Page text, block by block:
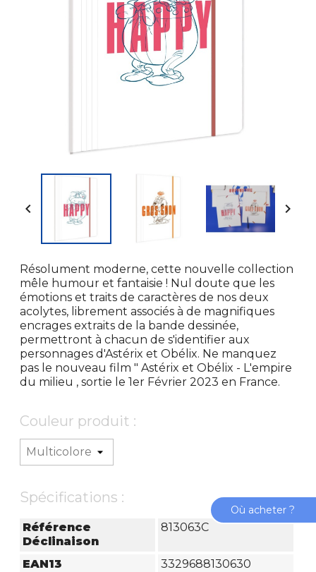
 
Résolument moderne, cette nouvelle collection
mêle humour et fantaisie ! Nul doute que les
émotions et traits de caractères de nos deux
acolytes, librement associés à de magnifiques
encrages extraits de la bande dessinée,
permettront à chacun de s'identifier aux
personnages d'Astérix et Obélix. Ne manquez
pas le nouveau film " Astérix et Obélix - L'empire
du milieu , sortie le 1er Février 2023 en France.
Couleur produit :
Spécifications :
Référence
Déclinaison
813063C
EAN13
3329688130630
Où acheter ?